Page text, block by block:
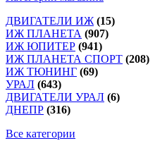
ДВИГАТЕЛИ ИЖ (15)
ИЖ ПЛАНЕТА (907)
ИЖ ЮПИТЕР (941)
ИЖ ПЛАНЕТА СПОРТ (208)
ИЖ ТЮНИНГ (69)
УРАЛ (643)
ДВИГАТЕЛИ УРАЛ (6)
ДНЕПР (316)
Все категории